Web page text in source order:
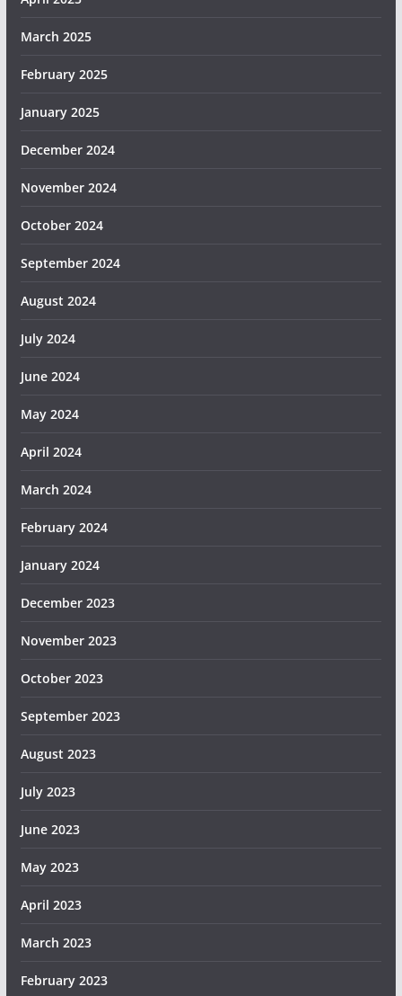
March 2025
February 2025
January 2025
December 2024
November 2024
October 2024
September 2024
August 2024
July 2024
June 2024
May 2024
April 2024
March 2024
February 2024
January 2024
December 2023
November 2023
October 2023
September 2023
August 2023
July 2023
June 2023
May 2023
April 2023
March 2023
February 2023